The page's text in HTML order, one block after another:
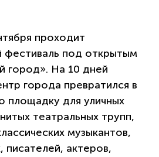
проходит
фестиваль под открытым
город». На 10 дней
города превратился в
для уличных
театральных трупп,
музыкантов,
актеров,